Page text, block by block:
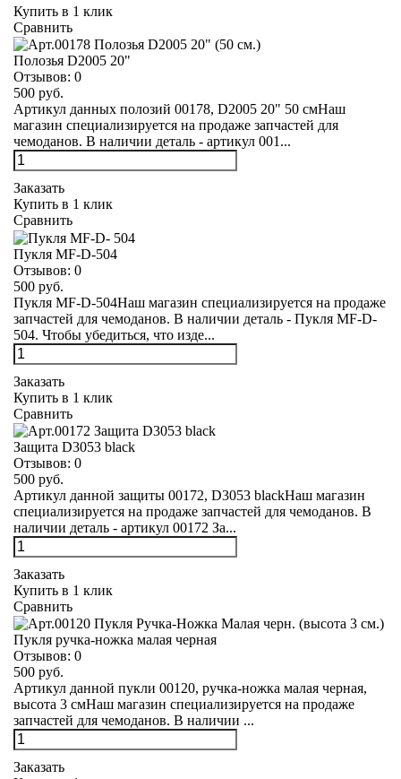
Купить в 1 клик
Сравнить
Полозья D2005 20"
Отзывов: 0
500 руб.
Артикул данных полозий 00178, D2005 20" 50 смНаш
магазин специализируется на продаже запчастей для
чемоданов. В наличии деталь - артикул 001...
Заказать
Купить в 1 клик
Сравнить
Пукля MF-D-504
Отзывов: 0
500 руб.
Пукля MF-D-504Наш магазин специализируется на продаже
запчастей для чемоданов. В наличии деталь - Пукля MF-D-
504. Чтобы убедиться, что изде...
Заказать
Купить в 1 клик
Сравнить
Защита D3053 black
Отзывов: 0
500 руб.
Артикул данной защиты 00172, D3053 blackНаш магазин
специализируется на продаже запчастей для чемоданов. В
наличии деталь - артикул 00172 За...
Заказать
Купить в 1 клик
Сравнить
Пукля ручка-ножка малая черная
Отзывов: 0
500 руб.
Артикул данной пукли 00120, ручка-ножка малая черная,
высота 3 смНаш магазин специализируется на продаже
запчастей для чемоданов. В наличии ...
Заказать